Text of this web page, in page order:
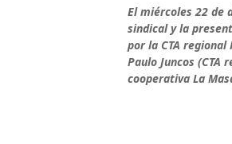
El miércoles 22 de
sindical y la
por la CTA
Paulo Juncos (CTA
cooperativa La